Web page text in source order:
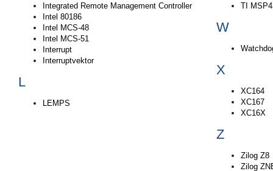
Integrated Remote Management Controller
Intel 80186
Intel MCS-48
Intel MCS-51
Interrupt
Interruptvektor
L
LEMPS
TI
W
X
XC164
XC167
XC16X
Z
Zilog Z8
Zilog